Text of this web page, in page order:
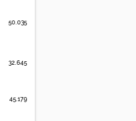
50.035
32.645
45.179